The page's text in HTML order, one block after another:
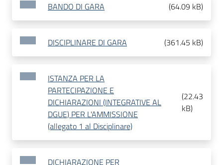
BANDO DI GARA (64.09 kB)
DISCIPLINARE DI GARA (361.45 kB)
ISTANZA PER LA
PARTECIPAZIONE E
DICHIARAZIONI (INTEGRATIVE AL
DGUE) PER L'AMMISSIONE
(allegato 1 al Disciplinare)
(22.43
kB)
DICHIARAZIONE PER